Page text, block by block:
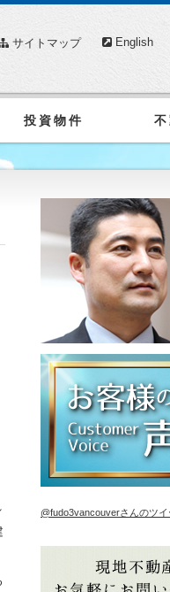
投資物件
サイトマップ English
@fudo3vancouverさんのツイ